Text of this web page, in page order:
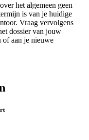
het algemeen geen
is van je huidige
Vraag vervolgens
dossier van jouw
of aan je nieuwe